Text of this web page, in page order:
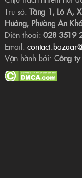
Trụ sở: Tầng 1, Lô A,
Hưởng, Phường An
Điện thoại: 028 3519
Email:
Vận hành bởi: Công ty